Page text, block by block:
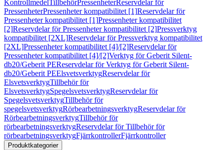
KontrollmedelTillbehörPressenheterReservdelar för
PressenheterPressenheter kompatibilitet [1]Reservdelar för
Pressenheter kompatibilitet [1]Pressenheter kompatibilitet
[2]Reservdelar för Pressenheter kompatibilitet [2]Pressverktyg
kompatibilitet [2XL]Reservdelar för Pressverktyg kompatibilitet
[2XL]Pressenheter kompatibilitet [4]/[2]Reservdelar för
Pressenheter kompatibilitet [4]/[2]Verktyg för Geberit Silent-
db20/Geberit PEReservdelar för Verktyg för Geberit Silent-
db20/Geberit PEElsvetsverktygReservdelar för
ElsvetsverktygTillbehör för
ElsvetsverktygSpegelsvetsverktygReservdelar för
SpegelsvetsverktygTillbehör för
spegelsvetsverktygRörbearbetningsverktygReservdelar för
RörbearbetningsverktygTillbehör för
rörbearbetningsverktygReservdelar för Tillbehör för
rörbearbetningsverktygFjärrkontrollerFjärrkontroller
Produktkategorier